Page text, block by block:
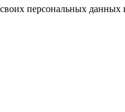
персональных данных